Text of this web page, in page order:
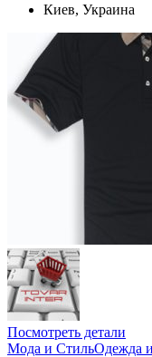
Киев, Украина
Посмотреть детали
Мода и СтильОдежда